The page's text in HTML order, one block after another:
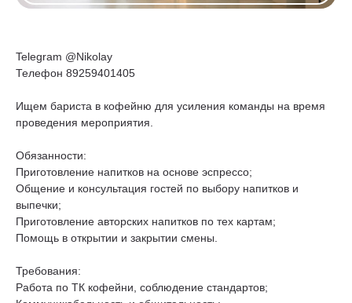
Telegram @Nikolay
Телефон 89259401405
Ищем бариста в кофейню для усиления команды на время
проведения мероприятия.
Обязанности:
Приготовление напитков на основе эспрессо;
Общение и консультация гостей по выбору напитков и
выпечки;
Приготовление авторских напитков по тех картам;
Помощь в открытии и закрытии смены.
Требования:
Работа по ТК кофейни, соблюдение стандартов;